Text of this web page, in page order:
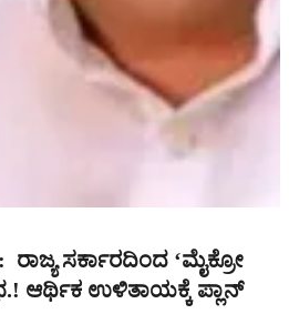
ಸರ್ಕಾರದಿಂದ ‘ಮೈಕ್ರೋ
ಆರ್ಥಿಕ ಉಳಿತಾಯಕ್ಕೆ ಪ್ಲಾನ್